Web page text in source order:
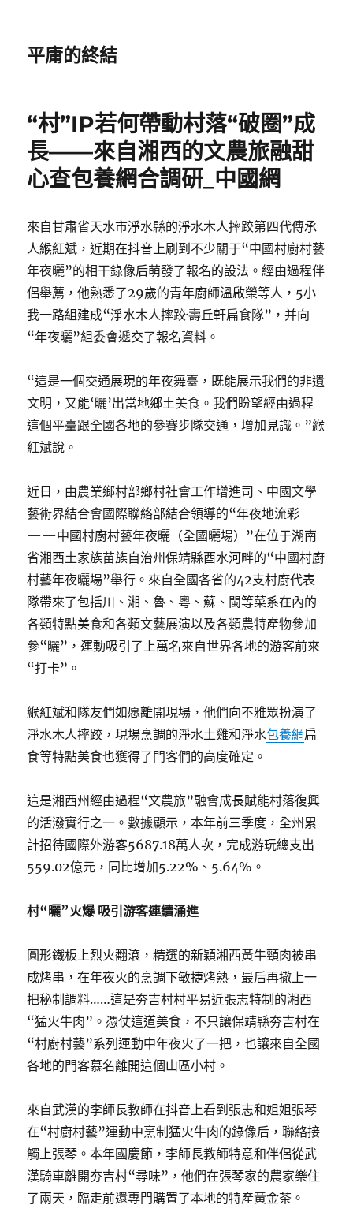
平庸的終結
“村”IP若何帶動村落“破圈”成
長——來自湘西的文農旅融甜
心查包養網合調研_中國網
來自甘肅省天水市淨水縣的淨水木人摔跤第四代傳承
人緱紅斌，近期在抖音上刷到不少關于“中國村廚村藝
年夜曬”的相干錄像后萌發了報名的設法。經由過程伴
侶舉薦，他熟悉了29歲的青年廚師溫啟榮等人，5小
我一路組建成“淨水木人摔跤·壽丘軒扁食隊”，并向
“年夜曬”組委會遞交了報名資料。
“這是一個交通展現的年夜舞臺，既能展示我們的非遺
文明，又能‘曬’出當地鄉土美食。我們盼望經由過程
這個平臺跟全國各地的參賽步隊交通，增加見識。”緱
紅斌說。
近日，由農業鄉村部鄉村社會工作增進司、中國文學
藝術界結合會國際聯絡部結合領導的“年夜地流彩
——中國村廚村藝年夜曬（全國曬場）”在位于湖南
省湘西土家族苗族自治州保靖縣酉水河畔的“中國村廚
村藝年夜曬場”舉行。來自全國各省的42支村廚代表
隊帶來了包括川、湘、魯、粵、蘇、閩等菜系在內的
各類特點美食和各類文藝展演以及各類農特產物參加
參“曬”，運動吸引了上萬名來自世界各地的游客前來
“打卡”。
緱紅斌和隊友們如愿離開現場，他們向不雅眾扮演了
淨水木人摔跤，現場烹調的淨水土雞和淨水包養網扁
食等特點美食也獲得了門客們的高度確定。
這是湘西州經由過程“文農旅”融會成長賦能村落復興
的活潑實行之一。數據顯示，本年前三季度，全州累
計招待國際外游客5687.18萬人次，完成游玩總支出
559.02億元，同比增加5.22%、5.64%。
村“曬”火爆 吸引游客連續涌進
圓形鐵板上烈火翻滾，精選的新穎湘西黃牛頸肉被串
成烤串，在年夜火的烹調下敏捷烤熟，最后再撒上一
把秘制調料……這是夯吉村村平易近張志特制的湘西
“猛火牛肉”。憑仗這道美食，不只讓保靖縣夯吉村在
“村廚村藝”系列運動中年夜火了一把，也讓來自全國
各地的門客慕名離開這個山區小村。
來自武漢的李師長教師在抖音上看到張志和姐姐張琴
在“村廚村藝”運動中烹制猛火牛肉的錄像后，聯絡接
觸上張琴。本年國慶節，李師長教師特意和伴侶從武
漢騎車離開夯吉村“尋味”，他們在張琴家的農家樂住
了兩天，臨走前還專門購置了本地的特產黃金茶。